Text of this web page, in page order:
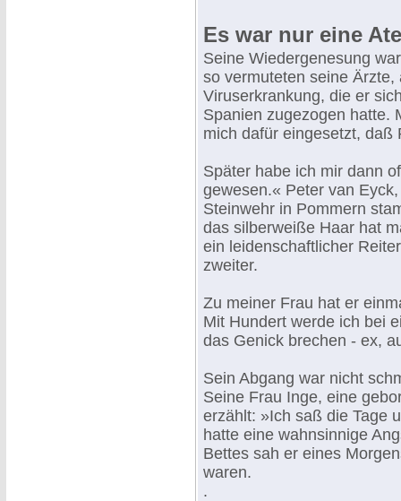
Es war nur eine
Seine Wiedergenesung
so vermuteten seine
Viruserkrankung, die er
Spanien zugezogen hatte.
mich dafür eingesetzt, daß
Später habe ich mir dann
gewesen.« Peter van
Steinwehr in Pommern
das silberweiße Haar hat
ein leidenschaftlicher
zweiter.
Zu meiner Frau hat er
Mit Hundert werde ich bei
das Genick brechen - ex,
Sein Abgang war nicht
Seine Frau Inge, eine
erzählt: »Ich saß die Tage
hatte eine wahnsinnige
Bettes sah er eines
waren.
.